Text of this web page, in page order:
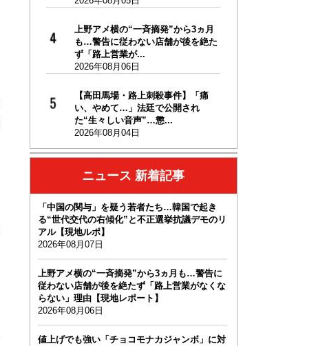
上野アメ横の“一斉摘発”から3ヵ月
も…警告に従わない店舗が後を絶た
ず「路上営業が...
2026年08月06日
【高田馬場・路上刺殺事件】「痛
い、やめて…」法廷で公開され
た“生々しい音声”…懲...
2026年08月04日
ニュース 新着記事
「中国の関与」を疑う若者たち…韓国で起き
る“世代交代の右傾化”と不正選挙抗議デモのリ
アル【現地ルポ】
2026年08月07日
上野アメ横の“一斉摘発”から3ヵ月も…警告に
従わない店舗が後を絶たず「路上営業がなくな
らない」理由【現地レポート】
2026年08月06日
値上げでも強い「チョコモナカジャンボ」に対